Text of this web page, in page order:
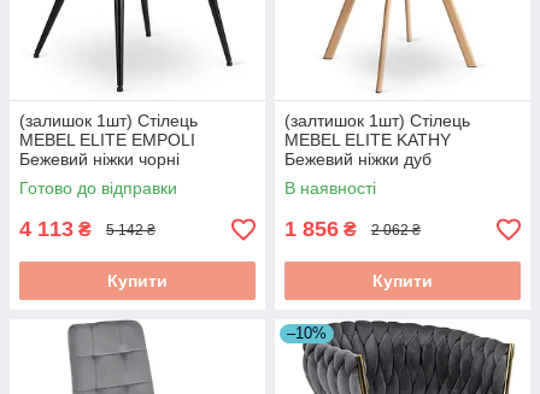
(залишок 1шт) Стілець
MEBEL ELITE EMPOLI
Бежевий ніжки чорні
ME.EMPOLI/BZ/T/K
Готово до відправки
4 113 ₴ 5 142 ₴
Купити
(залтишок 1шт) Стілець
MEBEL ELITE KATHY
Бежевий ніжки дуб
ME.KATHY/BZ/D/T/K
В наявності
1 856 ₴ 2 062 ₴
Купити
–10%